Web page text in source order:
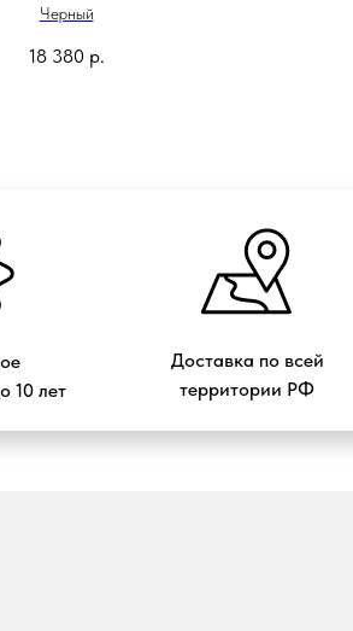
Черный
18 380 р.
Доставка по всей
территории РФ
10 лет